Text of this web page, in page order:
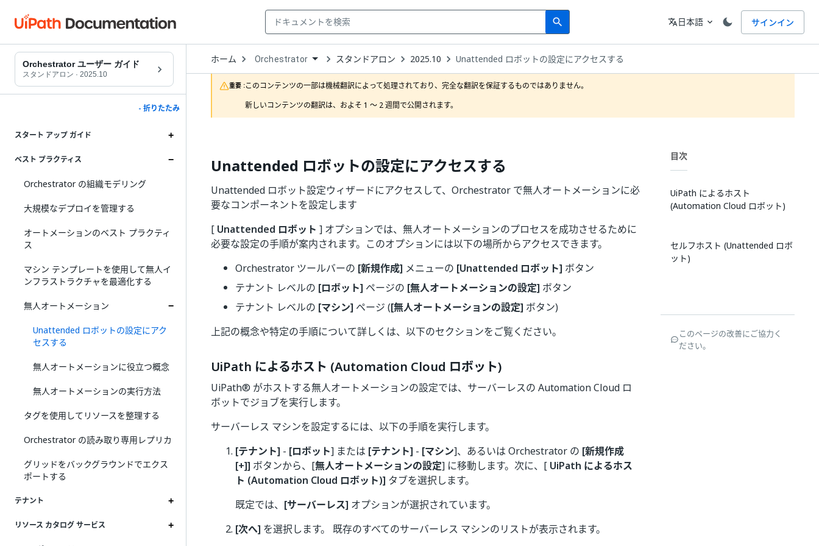
search
Search 言語
translate日本語 expand_more サインイン
Orchestrator ユーザー ガイド
スタンドアロン · 2025.10
- 折りたたみ
スタート アップ ガイド
ベスト プラクティス
Orchestrator の組織モデリング
大規模なデプロイを管理する
オートメーションのベスト プラクティ
ス
マシン テンプレートを使用して無人イ
ンフラストラクチャを最適化する
無人オートメーション
Unattended ロボットの設定にアク
セスする
無人オートメーションに役立つ概念
無人オートメーションの実行方法
タグを使用してリソースを整理する
Orchestrator の読み取り専用レプリカ
グリッドをバックグラウンドでエクス
ポートする
テナント
リソース カタログ サービス
ホーム Open
Dropdown
to
choose
product
Orchestrator スタンドアロン 2025.10 Unattended ロボットの設定にアクセスする
重要 :このコンテンツの一部は機械翻訳によって処理されており、完全な翻訳を保証するものではありません。
新しいコンテンツの翻訳は、およそ 1 ～ 2 週間で公開されます。
Unattended ロボットの設定にアクセスする
Unattended ロボット設定ウィザードにアクセスして、Orchestrator で無人オートメーションに必
要なコンポーネントを設定します
[ Unattended ロボット ] オプションでは、無人オートメーションのプロセスを成功させるために
必要な設定の手順が案内されます。このオプションには以下の場所からアクセスできます。
Orchestrator ツールバーの [新規作成] メニューの [Unattended ロボット] ボタン
テナント レベルの [ロボット] ページの [無人オートメーションの設定] ボタン
テナント レベルの [マシン] ページ ([無人オートメーションの設定] ボタン)
上記の概念や特定の手順について詳しくは、以下のセクションをご覧ください。
UiPath によるホスト (Automation Cloud ロボット)
UiPath® がホストする無人オートメーションの設定では、サーバーレスの Automation Cloud ロ
ボットでジョブを実行します。
サーバーレス マシンを設定するには、以下の手順を実行します。
[テナント] - [ロボット] または [テナント] - [マシン]、あるいは Orchestrator の [新規作成
[+]] ボタンから、[無人オートメーションの設定] に移動します。次に、[ UiPath によるホス
ト (Automation Cloud ロボット)] タブを選択します。
既定では、 [サーバーレス] オプションが選択されています。
[次へ] を選択します。 既存のすべてのサーバーレス マシンのリストが表示されます。
目次
UiPath によるホスト
(Automation Cloud ロボット)
セルフホスト (Unattended ロボ
ット)
このページの改善にご協力く
ださい。